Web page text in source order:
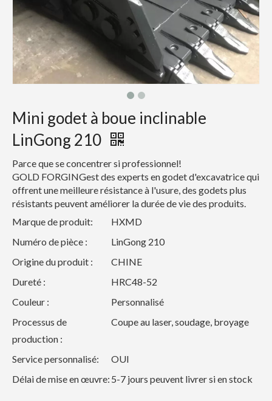
Mini godet à boue inclinable
LinGong 210
Parce que se concentrer si professionnel!
GOLD FORGINGest des experts en godet d'excavatrice qui
offrent une meilleure résistance à l'usure, des godets plus
résistants peuvent améliorer la durée de vie des produits.
Marque de produit:
HXMD
Numéro de pièce :
LinGong 210
Origine du produit :
CHINE
Dureté :
HRC48-52
Couleur :
Personnalisé
Processus de
production :
Coupe au laser, soudage, broyage
Service personnalisé:
OUI
Délai de mise en œuvre: 5-7 jours peuvent livrer si en stock